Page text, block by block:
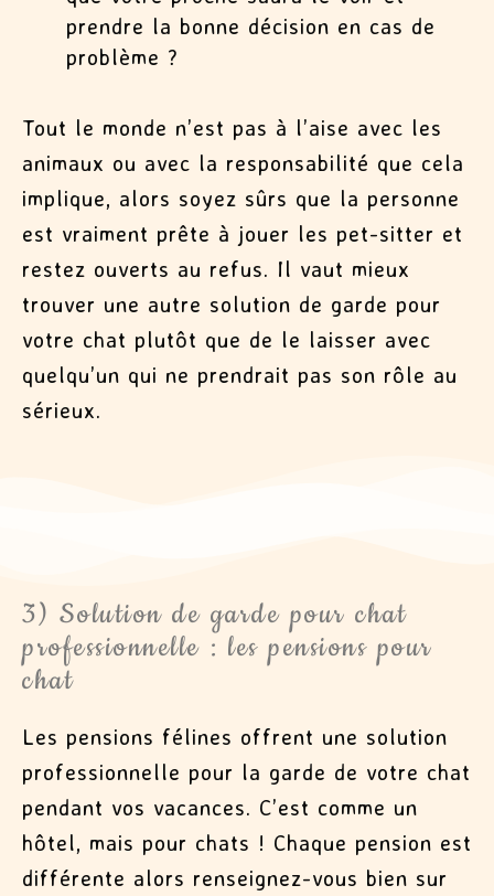
prendre la bonne décision en cas de
problème ?
Tout le monde n’est pas à l’aise avec les
animaux ou avec la responsabilité que cela
implique, alors soyez sûrs que la personne
est vraiment prête à jouer les pet-sitter et
restez ouverts au refus. Il vaut mieux
trouver une autre solution de garde pour
votre chat plutôt que de le laisser avec
quelqu’un qui ne prendrait pas son rôle au
sérieux.
3) Solution de garde pour chat
professionnelle : les pensions pour
chat
Les pensions félines offrent une solution
professionnelle pour la garde de votre chat
pendant vos vacances. C’est comme un
hôtel, mais pour chats ! Chaque pension est
différente alors renseignez-vous bien sur